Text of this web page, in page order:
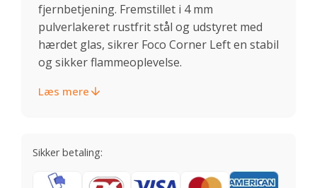
fjernbetjening. Fremstillet i 4 mm
pulverlakeret rustfrit stål og udstyret med
hærdet glas, sikrer Foco Corner Left en stabil
og sikker flammeoplevelse.
Læs mere
Sikker betaling: